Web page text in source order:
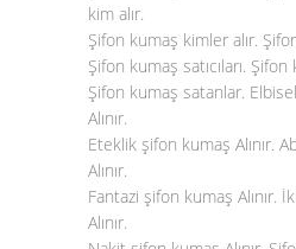
kim alır.
Şifon kumaş kimler alır.
Şifon kumaş satıcıları. Şifon
Şifon kumaş satanlar.
Alınır.
Eteklik şifon kumaş Alınır.
Alınır.
Fantazi şifon kumaş Alınır.
Alınır.